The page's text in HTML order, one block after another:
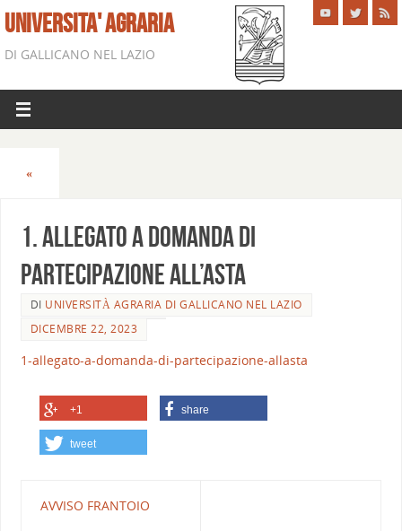
UNIVERSITA' AGRARIA
DI GALLICANO NEL LAZIO
«
1. Allegato A Domanda di
partecipazione all’asta
DI UNIVERSITÀ AGRARIA DI GALLICANO NEL LAZIO
DICEMBRE 22, 2023
1-allegato-a-domanda-di-partecipazione-allasta
+1 share
tweet
AVVISO FRANTOIO